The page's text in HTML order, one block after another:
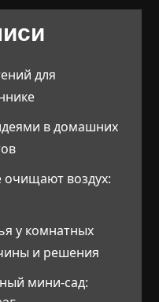
для
в домашних
очищают воздух:
у комнатных
и решения
мини-сад: